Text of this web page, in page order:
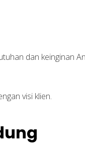
dan keinginan
visi klien.